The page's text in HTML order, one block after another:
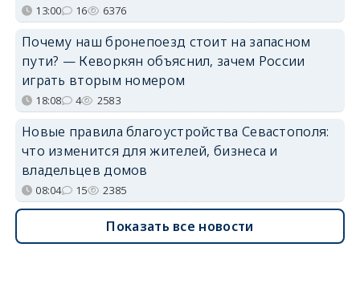
13:00 16 6376
Почему наш бронепоезд стоит на запасном
пути? — Кеворкян объяснил, зачем России
играть вторым номером
18:08 4 2583
Новые правила благоустройства Севастополя:
что изменится для жителей, бизнеса и
владельцев домов
08:04 15 2385
Показать все новости